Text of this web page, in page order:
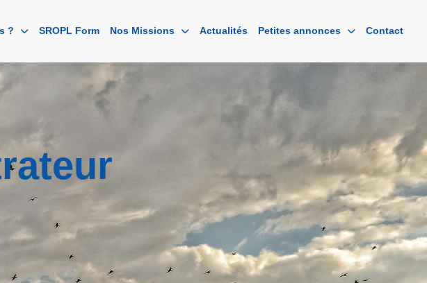
? SROPL Form Nos Missions Actualités Petites annonces Contact